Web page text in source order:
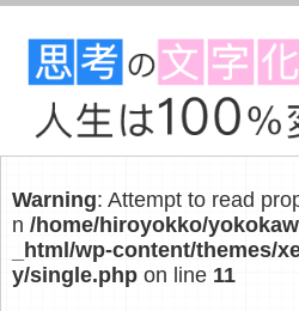
Warning: Attempt to read
n /home/hiroyokko/
_html/wp-content/themes/
y/single.phpon line 11